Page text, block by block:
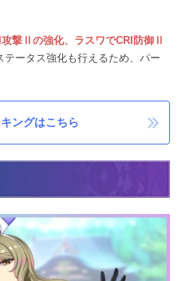
攻撃Ⅱの強化、ラスワでCRI防御Ⅱ
ータス強化も行えるため、パー
ングはこちら